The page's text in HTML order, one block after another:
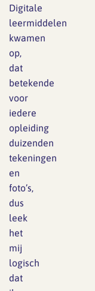
Digitale
leermiddelen
kwamen
op,
dat
betekende
voor
iedere
opleiding
duizenden
tekeningen
en
foto’s,
dus
leek
het
mij
logisch
dat